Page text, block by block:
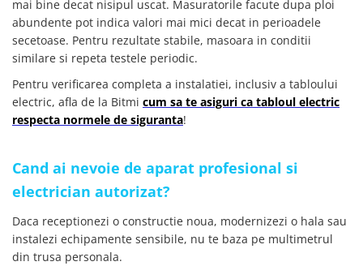
mai bine decat nisipul uscat. Masuratorile facute dupa ploi
abundente pot indica valori mai mici decat in perioadele
secetoase. Pentru rezultate stabile, masoara in conditii
similare si repeta testele periodic.
Pentru verificarea completa a instalatiei, inclusiv a tabloului
electric, afla de la Bitmi cum sa te asiguri ca tabloul electric
respecta normele de siguranta!
Cand ai nevoie de aparat profesional si
electrician autorizat?
Daca receptionezi o constructie noua, modernizezi o hala sau
instalezi echipamente sensibile, nu te baza pe multimetrul
din trusa personala.